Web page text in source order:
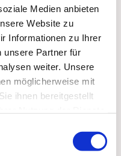
Medien anbieten
Website zu
Informationen zu Ihrer
unsere Partner für
weiter. Unsere
möglicherweise mit
ihnen bereitgestellt